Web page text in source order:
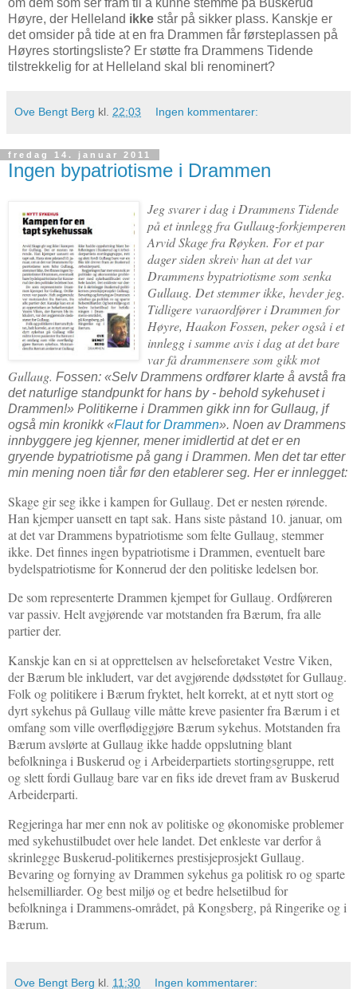
om dem som ser fram til å kunne stemme på Buskerud
Høyre, der Helleland ikke står på sikker plass. Kanskje er
det omsider på tide at en fra Drammen får førsteplassen på
Høyres stortingsliste? Er støtte fra Drammens Tidende
tilstrekkelig for at Helleland skal bli renominert?
Ove Bengt Berg kl. 22:03 Ingen kommentarer:
fredag 14. januar 2011
Ingen bypatriotisme i Drammen
Jeg svarer i dag i Drammens Tidende
på et innlegg fra Gullaug-forkjemperen
Arvid Skage fra Røyken. For et par
dager siden skreiv han at det var
Drammens bypatriotisme som senka
Gullaug. Det stemmer ikke, hevder jeg.
Tidligere varaordfører i Drammen for
Høyre, Haakon Fossen, peker også i et
innlegg i samme avis i dag at det bare
var få drammensere som gikk mot
Gullaug. Fossen: «Selv Drammens ordfører klarte å avstå fra
det naturlige standpunkt for hans by - behold sykehuset i
Drammen!» Politikerne i Drammen gikk inn for Gullaug, jf
også min kronikk «Flaut for Drammen». Noen av Drammens
innbyggere jeg kjenner, mener imidlertid at det er en
gryende bypatriotisme på gang i Drammen. Men det tar etter
min mening noen tiår før den etablerer seg. Her er innlegget:
Skage gir seg ikke i kampen for Gullaug. Det er nesten rørende.
Han kjemper uansett en tapt sak. Hans siste påstand 10. januar, om
at det var Drammens bypatriotisme som felte Gullaug, stemmer
ikke. Det finnes ingen bypatriotisme i Drammen, eventuelt bare
bydelspatriotisme for Konnerud der den politiske ledelsen bor.
De som representerte Drammen kjempet for Gullaug. Ordføreren
var passiv. Helt avgjørende var motstanden fra Bærum, fra alle
partier der.
Kanskje kan en si at opprettelsen av helseforetaket Vestre Viken,
der Bærum ble inkludert, var det avgjørende dødsstøtet for Gullaug.
Folk og politikere i Bærum fryktet, helt korrekt, at et nytt stort og
dyrt sykehus på Gullaug ville måtte kreve pasienter fra Bærum i et
omfang som ville overflødiggjøre Bærum sykehus. Motstanden fra
Bærum avslørte at Gullaug ikke hadde oppslutning blant
befolkninga i Buskerud og i Arbeiderpartiets stortingsgruppe, rett
og slett fordi Gullaug bare var en fiks ide drevet fram av Buskerud
Arbeiderparti.
Regjeringa har mer enn nok av politiske og økonomiske problemer
med sykehustilbudet over hele landet. Det enkleste var derfor å
skrinlegge Buskerud-politikernes prestisjeprosjekt Gullaug.
Bevaring og fornying av Drammen sykehus ga politisk ro og sparte
helsemilliarder. Og best miljø og et bedre helsetilbud for
befolkninga i Drammens-området, på Kongsberg, på Ringerike og i
Bærum.
Ove Bengt Berg kl. 11:30 Ingen kommentarer: